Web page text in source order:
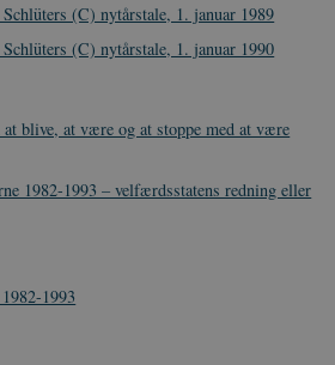
(C) nytårstale, 1. januar 1989
(C) nytårstale, 1. januar 1990
blive, at være og at stoppe med at være
1982-1993 – velfærdsstatens redning eller
1993